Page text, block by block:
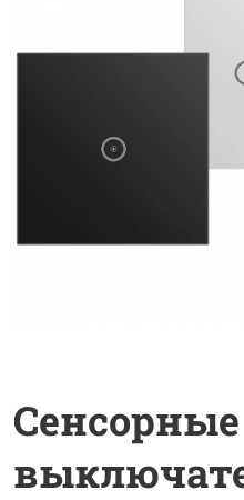
Cенсорные